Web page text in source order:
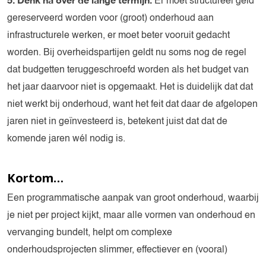
gereserveerd worden voor (groot) onderhoud aan
infrastructurele werken, er moet beter vooruit gedacht
worden. Bij overheidspartijen geldt nu soms nog de regel
dat budgetten teruggeschroefd worden als het budget van
het jaar daarvoor niet is opgemaakt. Het is duidelijk dat dat
niet werkt bij onderhoud, want het feit dat daar de afgelopen
jaren niet in geïnvesteerd is, betekent juist dat dat de
komende jaren wél nodig is.
Kortom…
Een programmatische aanpak van groot onderhoud, waarbij
je niet per project kijkt, maar alle vormen van onderhoud en
vervanging bundelt, helpt om complexe
onderhoudsprojecten slimmer, effectiever en (vooral)